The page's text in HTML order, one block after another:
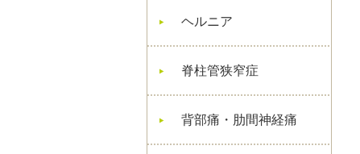
ヘルニア
脊柱管狭窄症
背部痛・肋間神経痛